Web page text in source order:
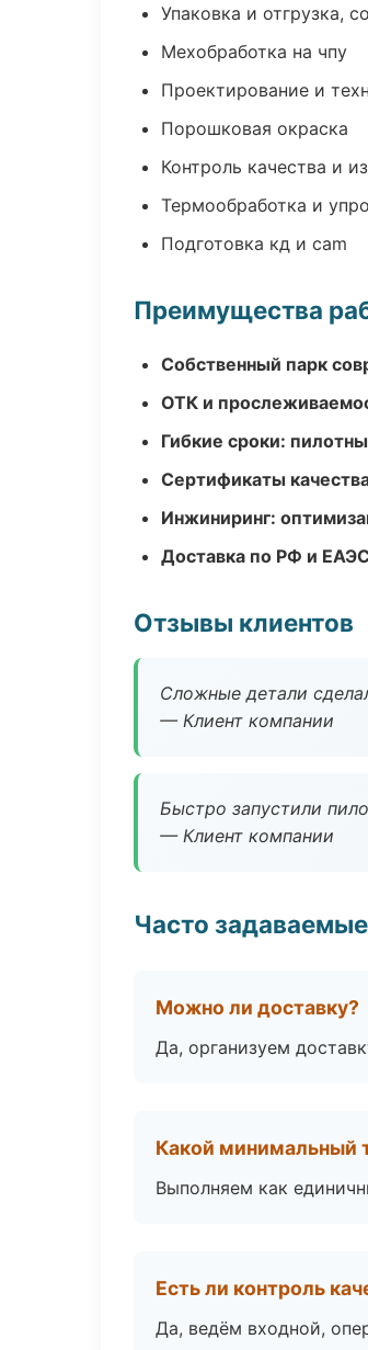
Упаковка и отгрузка,
Мехобработка на чпу
Проектирование и
Порошковая окраска
Контроль качества и
Термообработка и
Подготовка кд и cam
Преимущества
Собственный парк
ОТК и
Гибкие сроки:
Сертификаты
Инжиниринг:
Доставка по РФ и
Отзывы клиентов
Сложные детали
— Клиент компании
Быстро запустили
— Клиент компании
Часто
Можно ли доставку?
Да, организуем
Какой минимальный
Выполняем как
Есть ли контроль
Да, ведём входной,